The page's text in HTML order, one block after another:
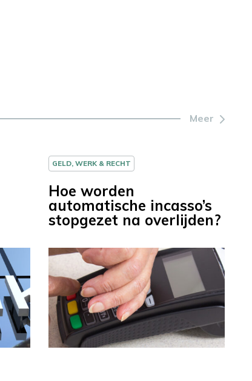
Meer
GELD, WERK & RECHT
Hoe worden
automatische incasso’s
stopgezet na overlijden?